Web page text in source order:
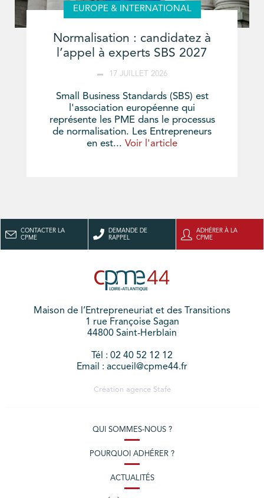
EUROPE & INTERNATIONAL
Normalisation : candidatez à
l’appel à experts SBS 2027
17 JUILLET 2026
Small Business Standards (SBS) est
l'association européenne qui
représente les PME dans le processus
de normalisation. Les Entrepreneurs
en est... Voir l'article
CONTACTER LA
CPME
DEMANDE DE
RAPPEL
ADHÉRER À LA
CPME
Maison de l’Entrepreneuriat et des Transitions
1 rue Françoise Sagan
44800 Saint-Herblain
Tél : 02 40 52 12 12
Email : accueil@cpme44.fr
Création agence Stafe
QUI SOMMES-NOUS ?
POURQUOI ADHÉRER ?
ACTUALITÉS